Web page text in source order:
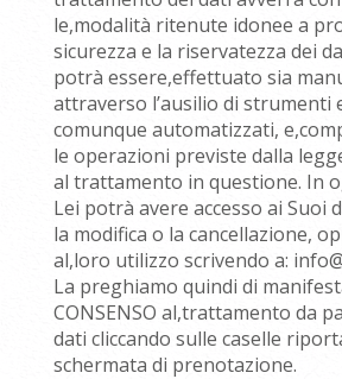
le,modalità ritenute idonee a
sicurezza e la riservatezza dei
potrà essere,effettuato sia
attraverso l’ausilio di strumenti
comunque automatizzati,
le operazioni previste dalla
al trattamento in questione. In
Lei potrà avere accesso ai Suoi
la modifica o la cancellazione,
al,loro utilizzo scrivendo a:
La preghiamo quindi di
CONSENSO al,trattamento da
dati cliccando sulle caselle
schermata di prenotazione.